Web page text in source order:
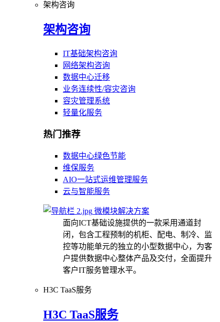
架构咨询
架构咨询
IT基础架构咨询
网络架构咨询
数据中心迁移
业务连续性/容灾咨询
容灾管理系统
轻量化服务
热门推荐
数据中心绿色节能
维保服务
AIO一站式运维管理服务
云与智能服务
微模块解决方案
面向ICT基础设施提供的一款采用通道封
闭，包含工程预制的机柜、配电、制冷、监
控等功能单元的独立的小型数据中心，为客
户提供数据中心整体产品及交付，全面提升
客户IT服务管理水平。
H3C TaaS服务
H3C TaaS服务